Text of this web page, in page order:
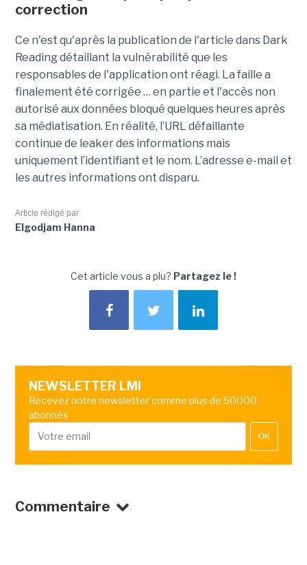
correction
Ce n'est qu'après la publication de l'article dans Dark
Reading détaillant la vulnérabilité que les
responsables de l'application ont réagi. La faille a
finalement été corrigée … en partie et l'accès non
autorisé aux données bloqué quelques heures après
sa médiatisation. En réalité, l’URL défaillante
continue de leaker des informations mais
uniquement l’identifiant et le nom. L’adresse e-mail et
les autres informations ont disparu.
Article rédigé par
Elgodjam Hanna
Cet article vous a plu? Partagez le !
NEWSLETTER LMI
Recevez notre newsletter comme plus de 50000
abonnés
OK
Commentaire